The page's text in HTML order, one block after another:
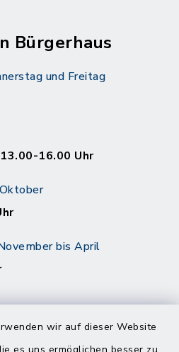
wir auf dieser Website
Bürgerhaus
und Freitag
16.00 Uhr
bis April